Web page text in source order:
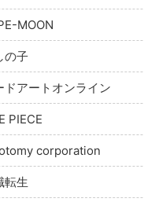
MOON
の子
ドアートオンライン
PIECE
corporation
転生